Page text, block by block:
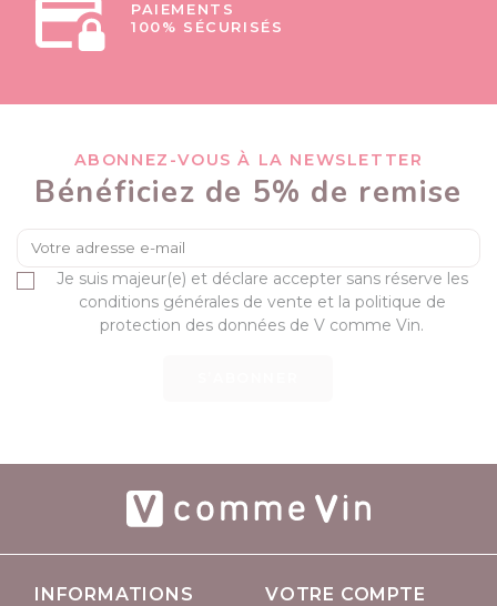
PAIEMENTS
100% SÉCURISÉS
ABONNEZ-VOUS À LA NEWSLETTER
Bénéficiez de 5% de remise
Je suis majeur(e) et déclare accepter sans réserve les
conditions générales de vente et la politique de
protection des données de V comme Vin.
INFORMATIONS VOTRE COMPTE